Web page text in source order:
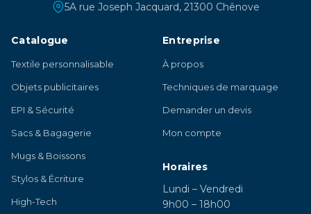
5A rue Joseph Jacquard, 21300 Chênove
Catalogue
Textile personnalisable
Objets publicitaires
EPI & Sécurité
Sacs & Bagagerie
Mugs & Boissons
Stylos & Écriture
High-Tech
Entreprise
À propos
Techniques de marquage
Demander un devis
Mon compte
Horaires
Lundi – Vendredi
9h00 – 18h00